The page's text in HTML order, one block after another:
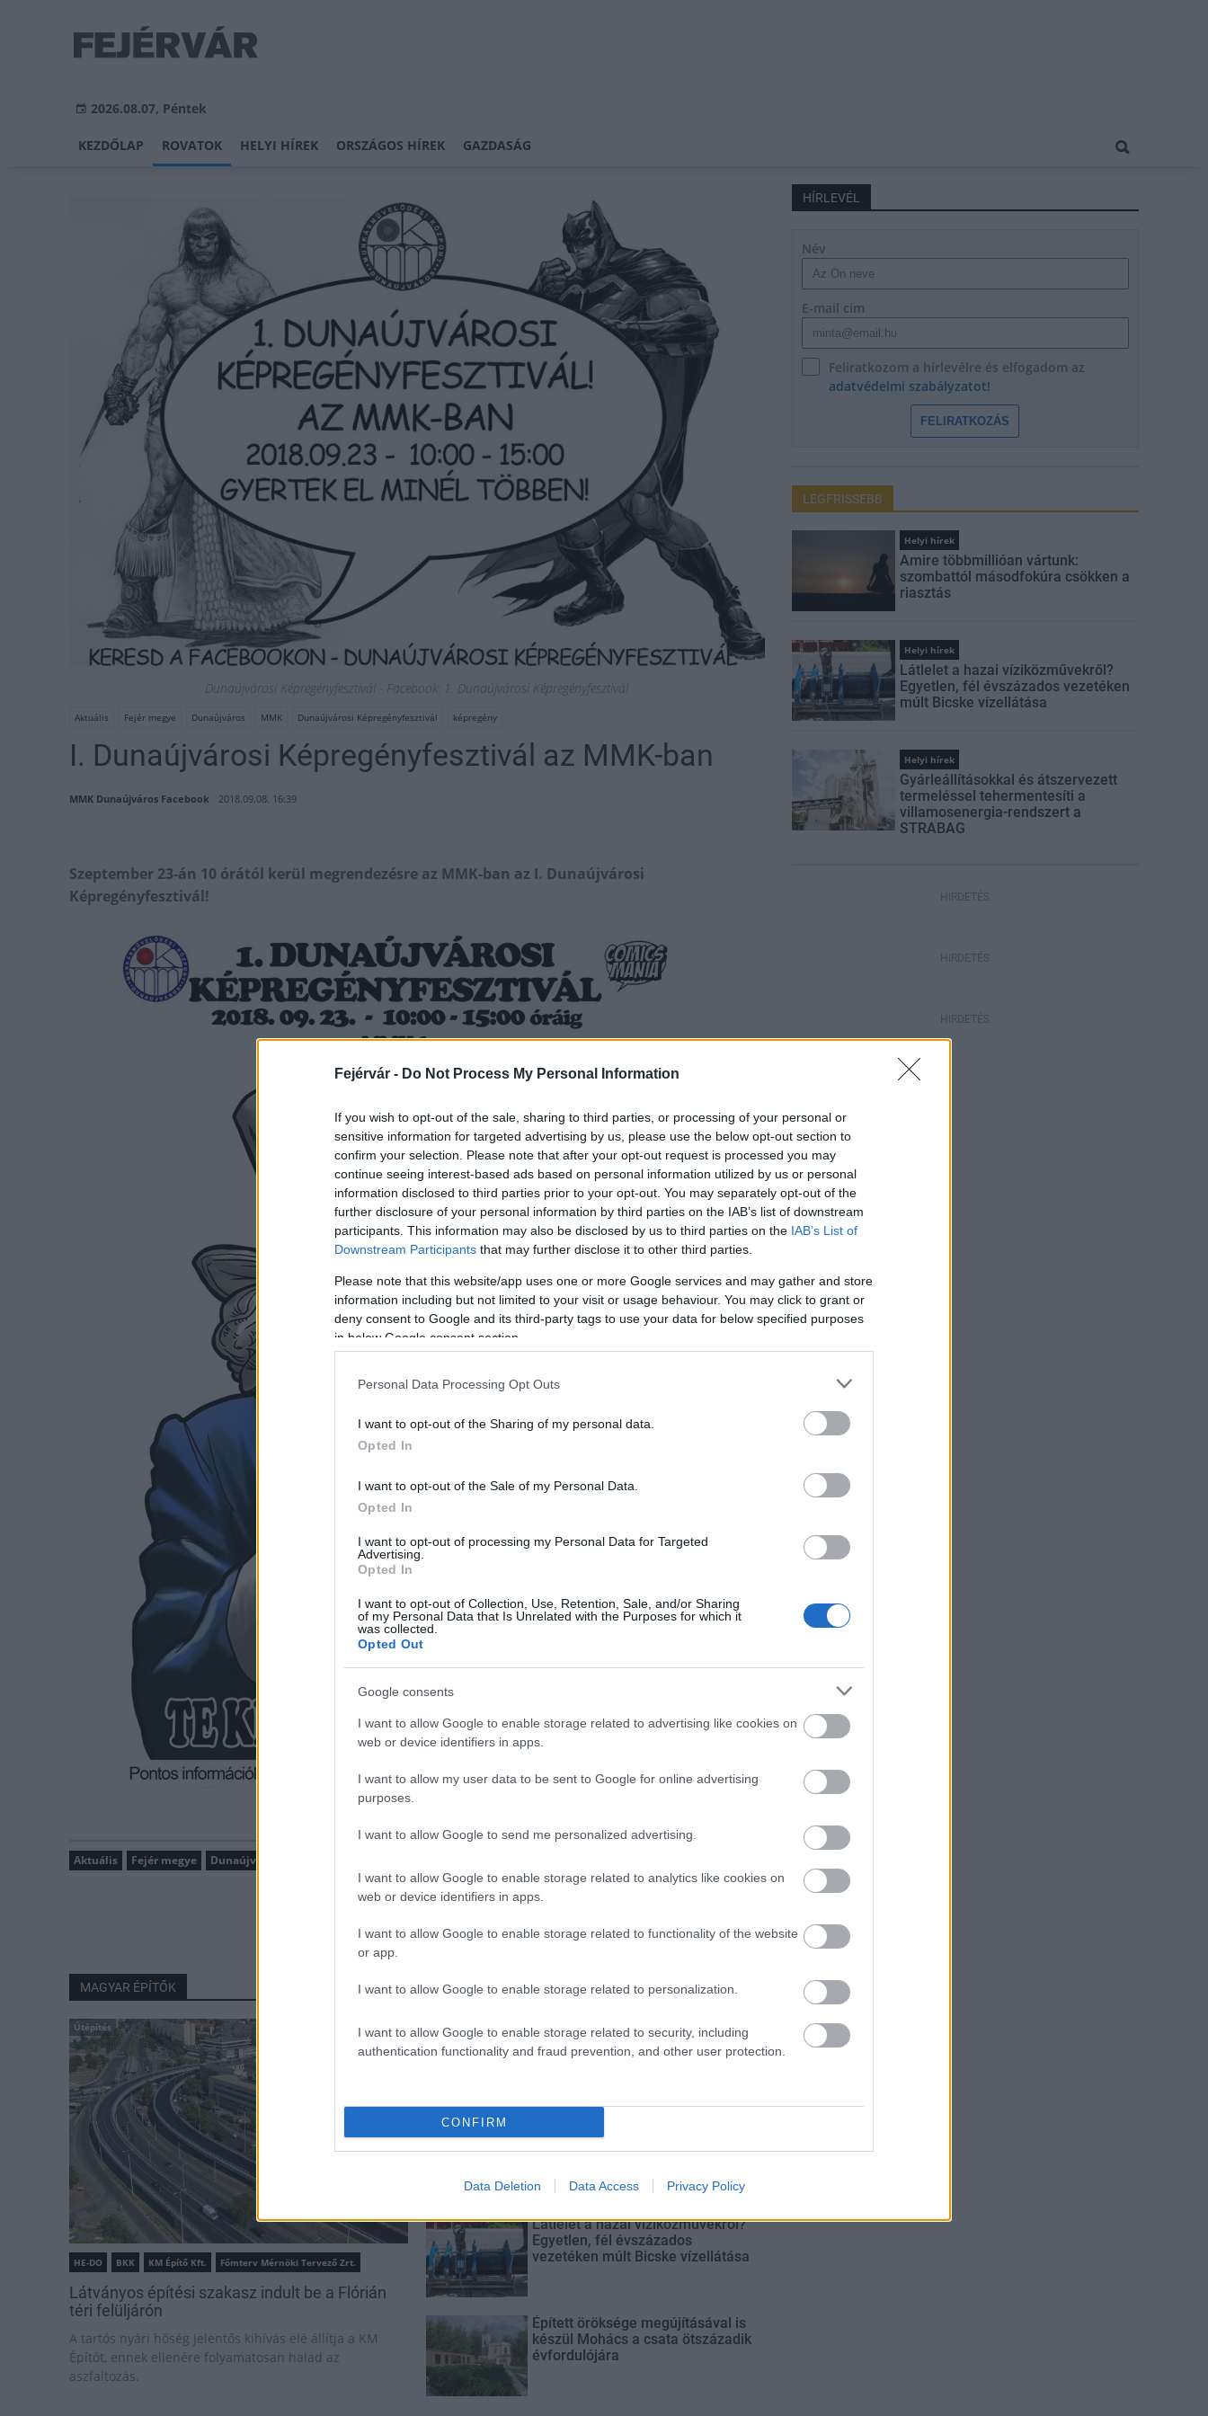
Fejérvár - Do Not Process My Personal Information
If you wish to opt-out of the sale, sharing to third parties, or processing of your personal or
sensitive information for targeted advertising by us, please use the below opt-out section to
confirm your selection. Please note that after your opt-out request is processed you may
continue seeing interest-based ads based on personal information utilized by us or personal
information disclosed to third parties prior to your opt-out. You may separately opt-out of the
further disclosure of your personal information by third parties on the IAB’s list of downstream
participants. This information may also be disclosed by us to third parties on the IAB’s List of
Downstream Participants that may further disclose it to other third parties.
Please note that this website/app uses one or more Google services and may gather and store
information including but not limited to your visit or usage behaviour. You may click to grant or
deny consent to Google and its third-party tags to use your data for below specified purposes
in below Google consent section.
Personal Data Processing Opt Outs
I want to opt-out of the Sharing of my personal data.
Opted In
I want to opt-out of the Sale of my Personal Data.
Opted In
I want to opt-out of processing my Personal Data for Targeted
Advertising.
Opted In
I want to opt-out of Collection, Use, Retention, Sale, and/or Sharing
of my Personal Data that Is Unrelated with the Purposes for which it
was collected.
Opted Out
Google consents
I want to allow Google to enable storage related to advertising like cookies on
web or device identifiers in apps.
I want to allow my user data to be sent to Google for online advertising
purposes.
I want to allow Google to send me personalized advertising.
I want to allow Google to enable storage related to analytics like cookies on
web or device identifiers in apps.
I want to allow Google to enable storage related to functionality of the website
or app.
I want to allow Google to enable storage related to personalization.
I want to allow Google to enable storage related to security, including
authentication functionality and fraud prevention, and other user protection.
CONFIRM
Data Deletion Data Access Privacy Policy
2026.08.07, Péntek
KEZDŐLAP ROVATOK HELYI HÍREK ORSZÁGOS HÍREK GAZDASÁG
Dunaújvárosi Képregényfesztivál - Facebook: ‎1. Dunaújvárosi Képregényfesztivál
Aktuális Fejér megye Dunaújváros MMK Dunaújvárosi Képregényfesztivál képregény
I. Dunaújvárosi Képregényfesztivál az MMK-ban
MMK Dunaújváros Facebook 2018.09.08. 16:39
Szeptember 23-án 10 órától kerül megrendezésre az MMK-ban az I. Dunaújvárosi
Képregényfesztivál!
Aktuális Fejér megye Dunaújváros
MAGYAR ÉPÍTŐK
Útépítés
HE-DO BKK KM Építő Kft. Főmterv Mérnöki Tervező Zrt.
Látványos építési szakasz indult be a Flórián
téri felüljárón
A tartós nyári hőség jelentős kihívás elé állítja a KM
Építőt, ennek ellenére folyamatosan halad az
aszfaltozás.
Paks II.: Mit jelent az 5. blokk új
mérföldköve a felülvizsgálat
árnyékában?
közelében lévő logisztikai bázis út-
és közműhálózatának fejlesztése
Látlelet a hazai víziközművekről?
Egyetlen, fél évszázados
vezetéken múlt Bicske vízellátása
Épített öröksége megújításával is
készül Mohács a csata ötszázadik
évfordulójára
HÍRLEVÉL
Név
E-mail cím
Feliratkozom a hírlevélre és elfogadom az
adatvédelmi szabályzatot!
FELIRATKOZÁS
LEGFRISSEBB
Helyi hírek
Amire többmillióan vártunk:
szombattól másodfokúra csökken a
riasztás
Helyi hírek
Látlelet a hazai víziközművekről?
Egyetlen, fél évszázados vezetéken
múlt Bicske vízellátása
Helyi hírek
Gyárleállításokkal és átszervezett
termeléssel tehermentesíti a
villamosenergia-rendszert a
STRABAG
HIRDETÉS
HIRDETÉS
HIRDETÉS